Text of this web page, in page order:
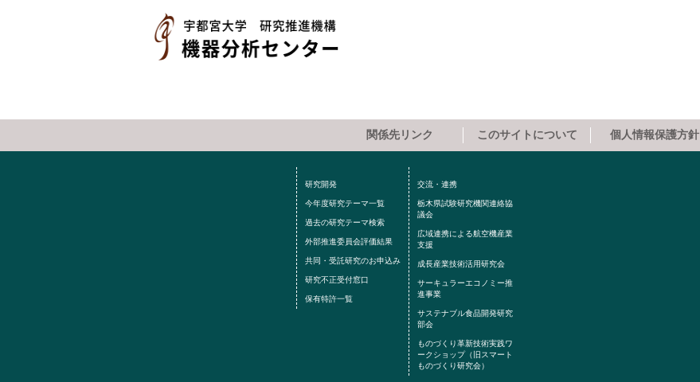
関係先リンク このサイトについて 個人情報保護方針
研究開発
今年度研究テーマ一覧
過去の研究テーマ検索
外部推進委員会評価結果
共同・受託研究のお申込み
研究不正受付窓口
保有特許一覧
交流・連携
栃木県試験研究機関連絡協
議会
広域連携による航空機産業
支援
成長産業技術活用研究会
サーキュラーエコノミー推
進事業
サステナブル食品開発研究
部会
ものづくり革新技術実践ワ
ークショップ（旧スマート
ものづくり研究会）